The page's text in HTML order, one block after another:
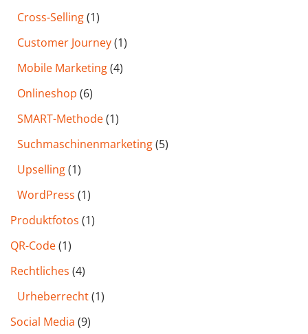
Cross-Selling(1)
Customer Journey(1)
Mobile Marketing(4)
Onlineshop (6)
SMART-Methode(1)
Such­maschinen­marketing(5)
Upselling(1)
WordPress (1)
Produktfotos (1)
QR-Code(1)
Rechtliches (4)
Urheberrecht(1)
Social Media (9)